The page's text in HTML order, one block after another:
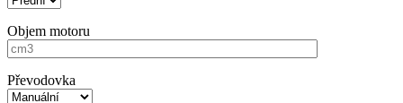
Objem motoru
Převodovka